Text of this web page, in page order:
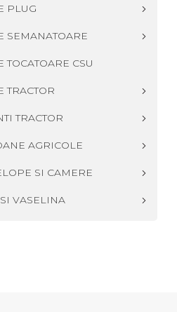
PLUG
SEMANATOARE
TOCATOARE CSU
TRACTOR
TRACTOR
AGRICOLE
SI CAMERE
VASELINA